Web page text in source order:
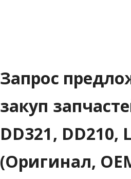
Запрос
закуп
DD321, DD210,
(Оригинал,